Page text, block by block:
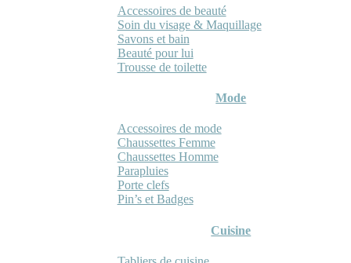
Accessoires de beauté
Soin du visage & Maquillage
Savons et bain
Beauté pour lui
Trousse de toilette
Mode
Accessoires de mode
Chaussettes Femme
Chaussettes Homme
Parapluies
Porte clefs
Pin’s et Badges
Cuisine